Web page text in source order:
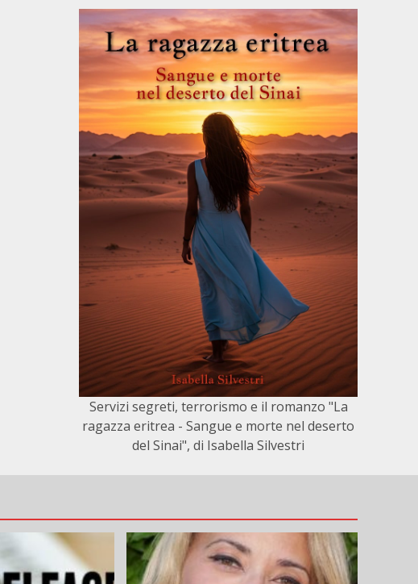
Servizi segreti, terrorismo e il romanzo "La
ragazza eritrea - Sangue e morte nel deserto
del Sinai", di Isabella Silvestri